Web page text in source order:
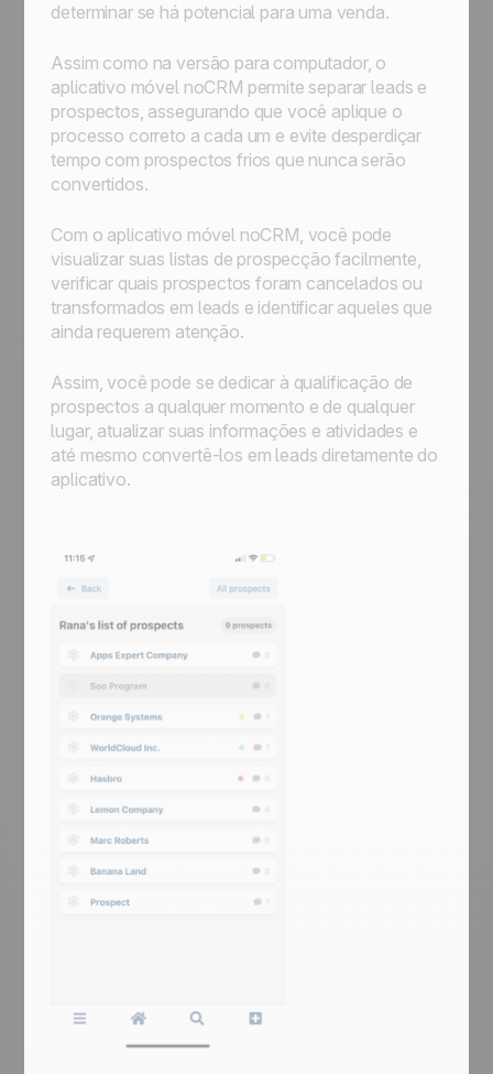
determinar se há potencial para uma venda.
Assim como na versão para computador, o
aplicativo móvel noCRM permite separar leads e
prospectos, assegurando que você aplique o
processo correto a cada um e evite desperdiçar
tempo com prospectos frios que nunca serão
convertidos.
Com o aplicativo móvel noCRM, você pode
visualizar suas listas de prospecção facilmente,
verificar quais prospectos foram cancelados ou
transformados em leads e identificar aqueles que
ainda requerem atenção.
Assim, você pode se dedicar à qualificação de
prospectos a qualquer momento e de qualquer
lugar, atualizar suas informações e atividades e
até mesmo convertê-los em leads diretamente do
aplicativo.